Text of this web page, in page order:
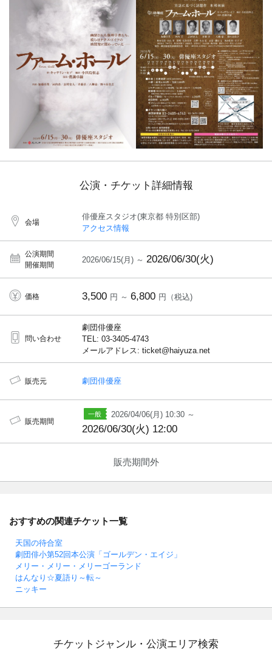
公演・チケット詳細情報
会場
俳優座スタジオ(東京都 特別区部)
アクセス情報
公演期間
開催期間
2026/06/15(月) ～ 2026/06/30(火)
価格 3,500 円 ～ 6,800 円（税込)
問い合わせ
劇団俳優座
TEL: 03-3405-4743
メールアドレス: ticket@haiyuza.net
販売元 劇団俳優座
販売期間
2026/04/06(月) 10:30 ～
2026/06/30(火) 12:00
販売期間外
おすすめの関連チケット一覧
天国の待合室
劇団俳小第52回本公演「ゴールデン・エイジ」
メリー・メリー・メリーゴーランド
はんなり☆夏語り～転～
ニッキー
チケットジャンル・公演エリア検索